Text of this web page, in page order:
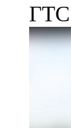
ГТС